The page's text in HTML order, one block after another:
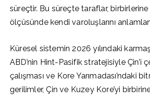
süreçtir. Bu süreçte taraflar,
ölçüsünde kendi varoluşlarını
Küresel sistemin 2026 yılındaki
ABD’nin Hint-Pasifik stratejisiyle Çin’i
çalışması ve Kore Yarımadası’ndaki
gerilimler, Çin ve Kuzey Kore’yi